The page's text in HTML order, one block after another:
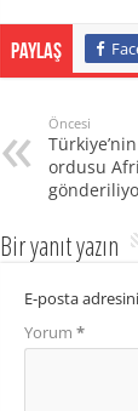
Paylaş
Öncesi
ordusu
Bir yanıt yazın
E-posta
Yorum *